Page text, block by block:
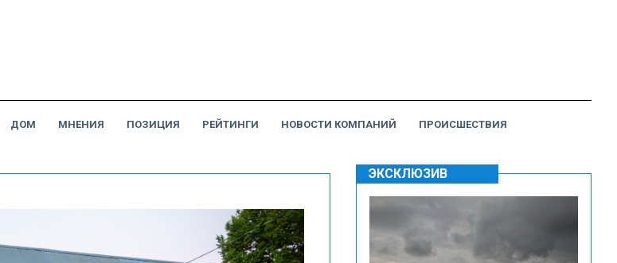
ДОМ МНЕНИЯ ПОЗИЦИЯ РЕЙТИНГИ НОВОСТИ КОМПАНИЙ ПРОИСШЕСТВИЯ
ЭКСКЛЮЗИВ